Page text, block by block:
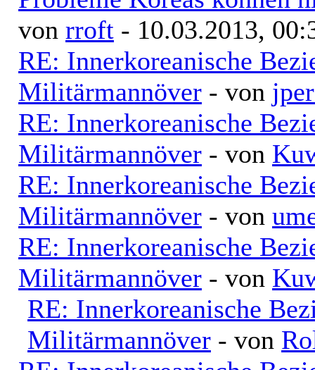
von rroft - 10.03.2013,
RE: Innerkoreanische
Militärmannöver - von
RE: Innerkoreanische
Militärmannöver - von
RE: Innerkoreanische
Militärmannöver - von
RE: Innerkoreanische
Militärmannöver - von
RE: Innerkoreanische
Militärmannöver - von